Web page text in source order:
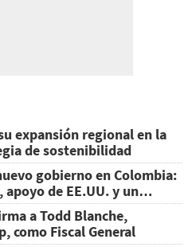
expansión regional en la
de sostenibilidad
gobierno en Colombia:
de EE.UU. y un
a Todd Blanche,
como Fiscal General